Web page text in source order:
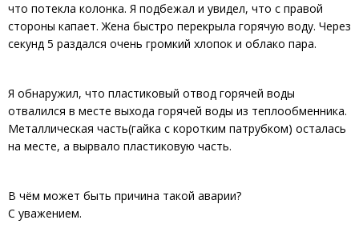
что потекла колонка. Я подбежал и увидел, что с правой
стороны капает. Жена быстро перекрыла горячую воду. Через
секунд 5 раздался очень громкий хлопок и облако пара.
Я обнаружил, что пластиковый отвод горячей воды
отвалился в месте выхода горячей воды из теплообменника.
Металлическая часть(гайка с коротким патрубком) осталась
на месте, а вырвало пластиковую часть.
В чём может быть причина такой аварии?
С уважением.